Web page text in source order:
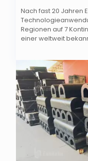
Nach fast 20 Jahren
Regionen auf 7
einer weltweit